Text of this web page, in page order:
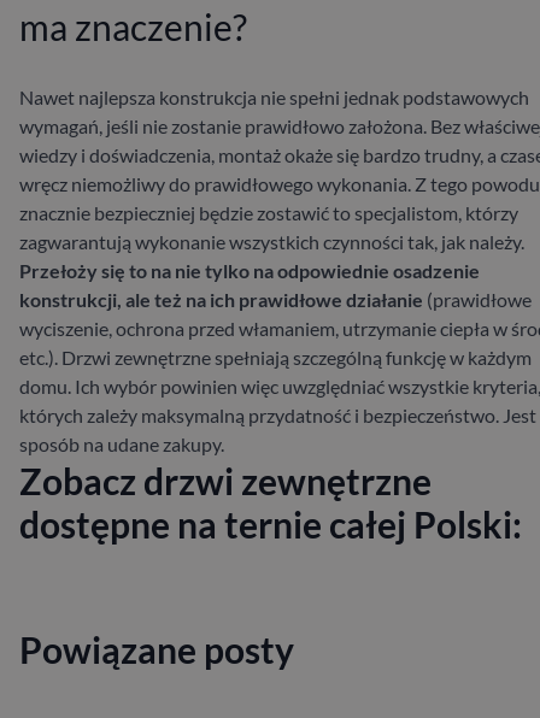
ma znaczenie?
Nawet najlepsza konstrukcja nie spełni jednak podstawowych
wymagań, jeśli nie zostanie prawidłowo założona. Bez
wiedzy i doświadczenia, montaż okaże się bardzo trudny, a
wręcz niemożliwy do prawidłowego wykonania. Z tego powodu
znacznie bezpieczniej będzie zostawić to specjalistom, którzy
zagwarantują wykonanie wszystkich czynności tak, jak należy.
Przełoży się to na nie tylko na odpowiednie osadzenie
konstrukcji, ale też na ich prawidłowe działanie (prawidłowe
wyciszenie, ochrona przed włamaniem, utrzymanie ciepła w
etc.). Drzwi zewnętrzne spełniają szczególną funkcję w każdym
domu. Ich wybór powinien więc uwzględniać wszystkie
których zależy maksymalną przydatność i bezpieczeństwo.
sposób na udane zakupy.
Zobacz drzwi zewnętrzne
dostępne na ternie całej Polski:
Powiązane posty